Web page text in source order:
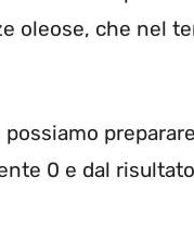
oleose, che nel
0 e dal